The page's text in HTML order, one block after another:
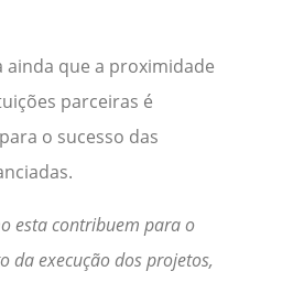
ainda que a proximidade
parceiras é
o sucesso das
esta contribuem para o
da execução dos projetos,